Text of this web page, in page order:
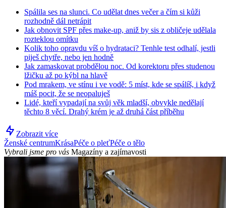
Spálila ses na slunci. Co udělat dnes večer a čím si kůži
rozhodně dál netrápit
Jak obnovit SPF přes make-up, aniž by sis z obličeje udělala
rozteklou omítku
Kolik toho opravdu víš o hydrataci? Tenhle test odhalí, jestli
piješ chytře, nebo jen hodně
Jak zamaskovat probdělou noc. Od korektoru přes studenou
lžičku až po kýbl na hlavě
Pod mrakem, ve stínu i ve vodě: 5 míst, kde se spálíš, i když
máš pocit, že se neopaluješ
Lidé, kteří vypadají na svůj věk mladší, obvykle nedělají
těchto 8 věcí. Drahý krém je až druhá část příběhu
Zobrazit více
Ženské centrumKrásaPéče o pleťPéče o tělo
Vybrali jsme pro vás Magazíny a zajímavosti